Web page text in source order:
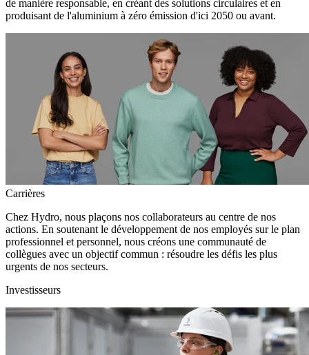
de manière responsable, en créant des solutions circulaires et en
produisant de l'aluminium à zéro émission d'ici 2050 ou avant.
Carrières
Chez Hydro, nous plaçons nos collaborateurs au centre de nos
actions. En soutenant le développement de nos employés sur le plan
professionnel et personnel, nous créons une communauté de
collègues avec un objectif commun : résoudre les défis les plus
urgents de nos secteurs.
Investisseurs